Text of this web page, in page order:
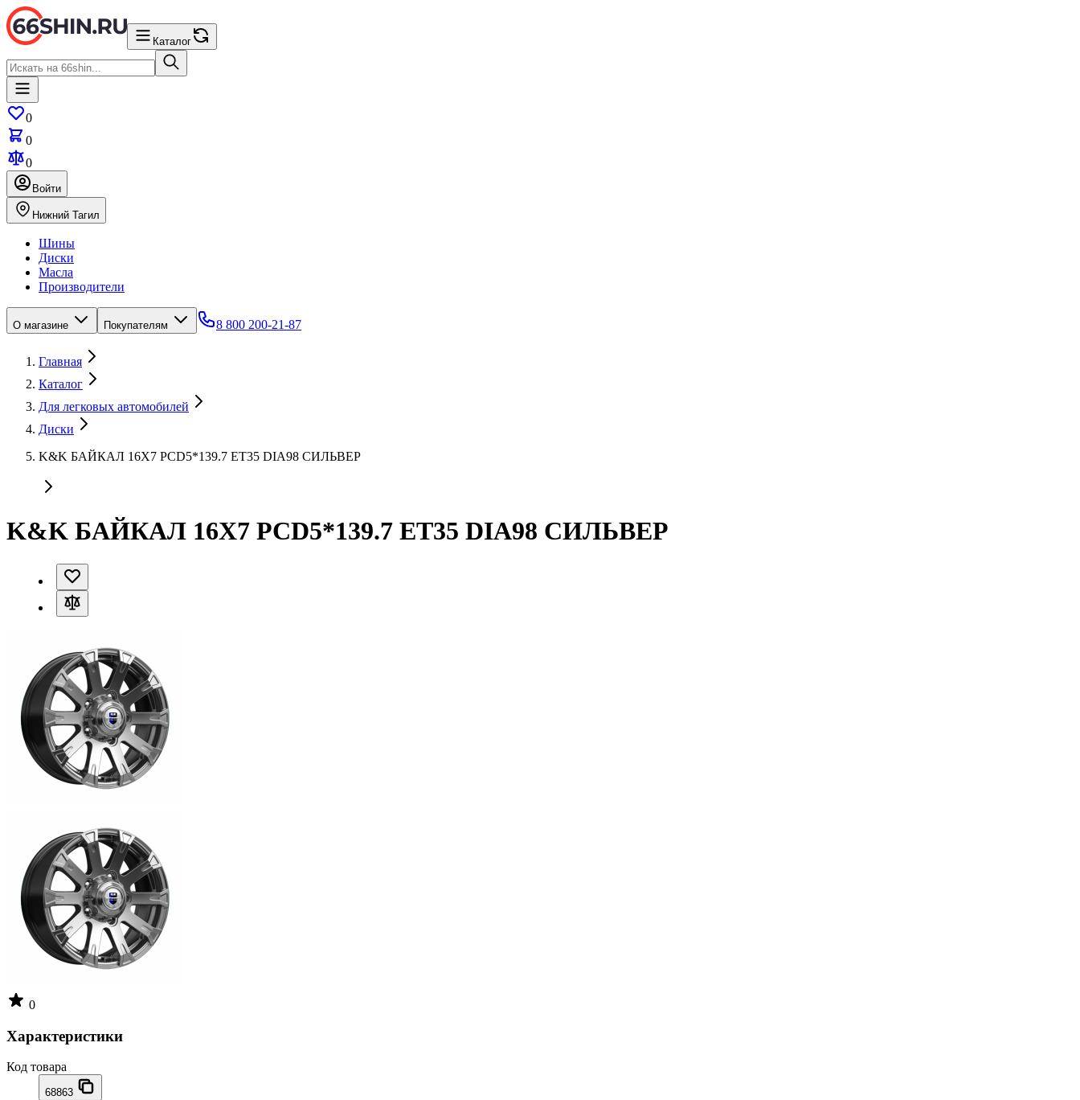
Каталог
0
0
0
Войти
Нижний Тагил
Шины
Диски
Масла
Производители
О магазине Покупателям 8 800 200-21-87
Главная
Каталог
Для легковых автомобилей
Диски
K&K БАЙКАЛ 16X7 PCD5*139.7 ET35 DIA98 СИЛЬВЕР
K&K БАЙКАЛ 16X7 PCD5*139.7 ET35 DIA98 СИЛЬВЕР
0
Характеристики
Код товара
68863